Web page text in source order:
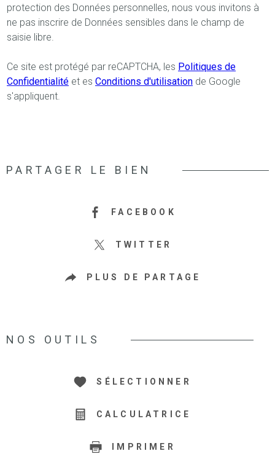
protection des Données personnelles, nous vous invitons à
ne pas inscrire de Données sensibles dans le champ de
saisie libre.
Ce site est protégé par reCAPTCHA, les Politiques de
Confidentialité et es Conditions d'utilisation de Google
s'appliquent.
PARTAGER LE BIEN
FACEBOOK
TWITTER
PLUS DE PARTAGE
NOS OUTILS
SÉLECTIONNER
CALCULATRICE
IMPRIMER